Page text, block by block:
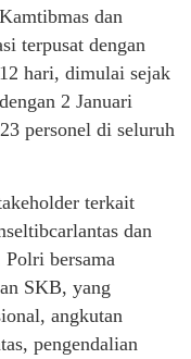
dan
terpusat dengan
hari, dimulai sejak
2 Januari
personel di seluruh
terkait
dan
bersama
SKB, yang
angkutan
pengendalian